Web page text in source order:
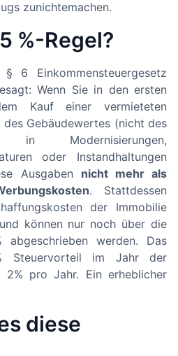
zunichtemachen.
%-Regel?
6 Einkommensteuergesetz
Wenn Sie in den ersten
Kauf einer vermieteten
des Gebäudewertes (nicht des
in Modernisierungen,
oder Instandhaltungen
Ausgaben nicht mehr als
. Stattdessen
der Immobilie
können nur noch über die
werden. Das
Steuervorteil im Jahr der
pro Jahr. Ein erheblicher
diese